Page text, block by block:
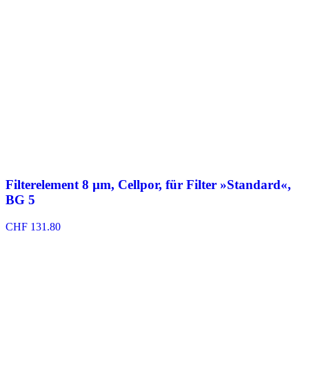
Filterelement 8 µm, Cellpor, für Filter »Standard«,
BG 5
CHF 131.80